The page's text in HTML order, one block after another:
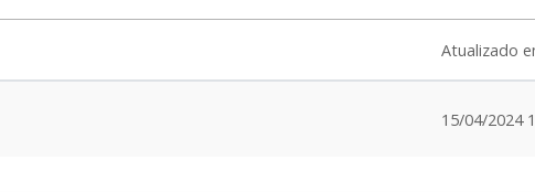
Atualizado
15/04/2024